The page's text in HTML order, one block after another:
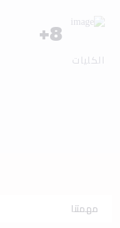
8
+
الكليات
مهمتنا